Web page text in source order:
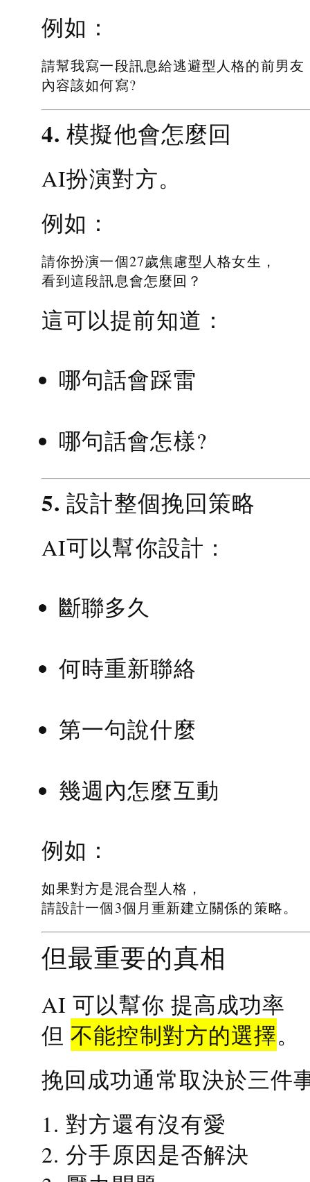
例如：
請幫我寫一段訊息給逃避型人格的前男友
內容該如何寫?
4. 模擬他會怎麼回
AI扮演對方。
例如：
請你扮演一個27歲焦慮型人格女生，
看到這段訊息會怎麼回？
這可以提前知道：
哪句話會踩雷
哪句話會怎樣?
5. 設計整個挽回策略
AI可以幫你設計：
斷聯多久
何時重新聯絡
第一句說什麼
幾週內怎麼互動
例如：
如果對方是混合型人格，
請設計一個3個月重新建立關係的策略。
但最重要的真相
AI 可以幫你 提高成功率
但不能控制對方的選擇。
挽回成功通常取決於三件
1. 對方還有沒有愛
2. 分手原因是否解決